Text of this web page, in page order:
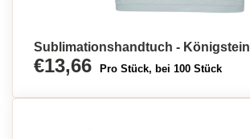
Sublimationshandtuch - Königstein
€13,66 Pro Stück, bei 100 Stück